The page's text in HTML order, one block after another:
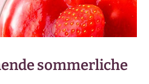
sommerliche